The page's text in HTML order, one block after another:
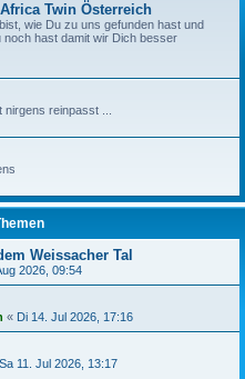
Twin Österreich
wie Du zu uns gefunden hast und
hast damit wir Dich besser
reinpasst ...
Weissacher Tal
2026, 09:54
« Di 14. Jul 2026, 17:16
Sa 11. Jul 2026, 13:17